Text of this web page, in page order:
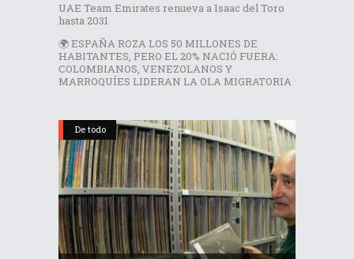
UAE Team Emirates renueva a Isaac del Toro
hasta 2031
🌍 ESPAÑA ROZA LOS 50 MILLONES DE
HABITANTES, PERO EL 20% NACIÓ FUERA:
COLOMBIANOS, VENEZOLANOS Y
MARROQUÍES LIDERAN LA OLA MIGRATORIA
De todo